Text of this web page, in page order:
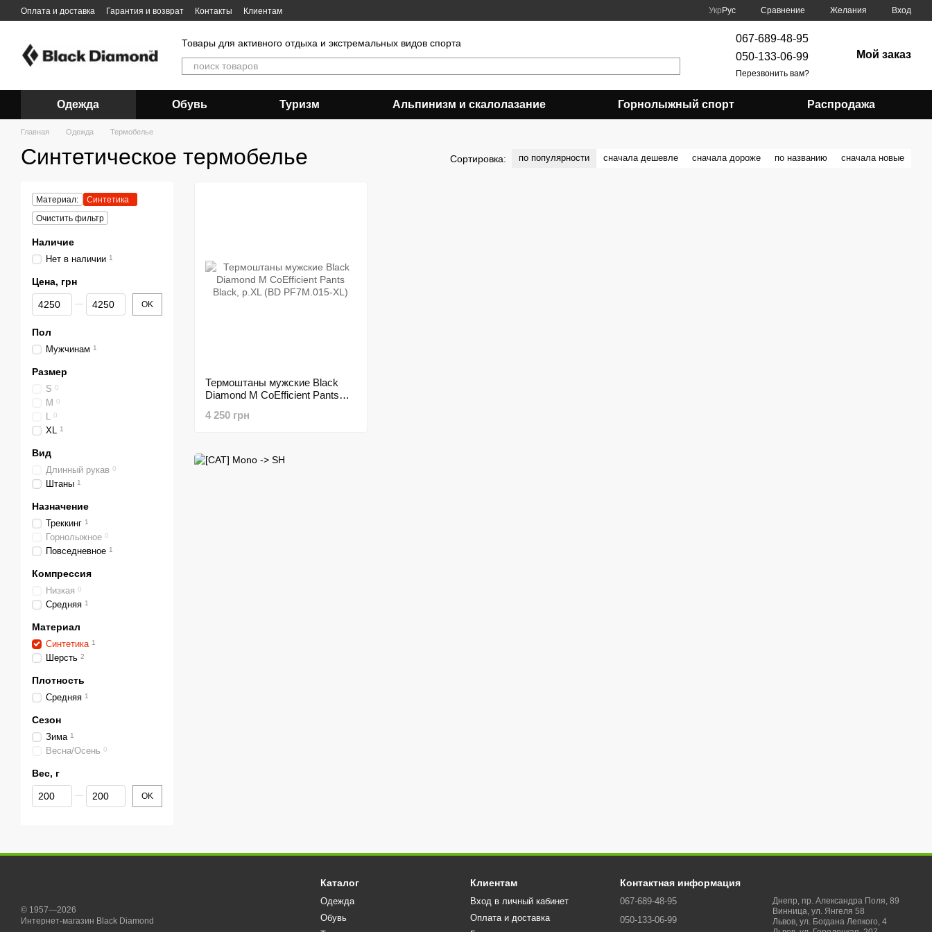
Перейти к основному контенту
Оплата и доставка Гарантия и возврат Контакты Клиентам Укр Рус Сравнение Желания Вход
Товары для активного отдыха и экстремальных видов спорта
067-689-48-95
050-133-06-99
Перезвонить вам?
Мой заказ
Одежда Обувь Туризм Альпинизм и скалолазание Горнолыжный спорт Распродажа
Главная Одежда Термобелье
Синтетическое термобелье Сортировка: по популярности сначала дешевле сначала дороже по названию сначала новые
Термоштаны мужские Black
Diamond M CoEfficient Pants
4 250 грн
Материал:
Синтетика
Очистить фильтр
Наличие
Нет в наличии 1
Цена, грн
От Цена, грн
До Цена, грн OK
Пол
Мужчинам 1
Размер
S 0
M 0
L 0
XL 1
Вид
Длинный рукав 0
Штаны 1
Назначение
Треккинг 1
Горнолыжное 0
Повседневное 1
Компрессия
Низкая 0
Средняя 1
Материал
Синтетика 1
Шерсть 2
Плотность
Средняя 1
Сезон
Зима 1
Весна/Осень 0
Вес, г
От Вес, г
До Вес, г OK
© 1957—2026
Интернет-магазин Black Diamond
Каталог
Одежда
Обувь
Клиентам
Вход в личный кабинет
Оплата и доставка
Контактная информация
067-689-48-95
050-133-06-99
Днепр, пр. Александра Поля, 89
Винница, ул. Янгеля 58
Львов, ул. Богдана Лепкого, 4